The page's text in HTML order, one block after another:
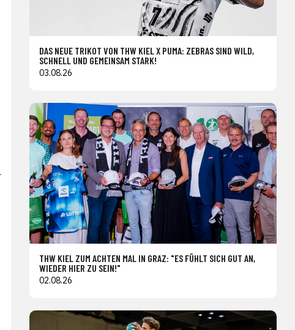
DAS NEUE TRIKOT VON THW KIEL X PUMA: ZEBRAS SIND WILD,
SCHNELL UND GEMEINSAM STARK!
03.08.26
THW KIEL ZUM ACHTEN MAL IN GRAZ: "ES FÜHLT SICH GUT AN,
WIEDER HIER ZU SEIN!"
02.08.26